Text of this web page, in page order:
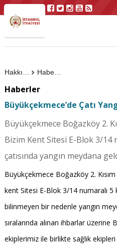
Haberler
Haberler
Büyükçekmece’de Çatı
Büyükçekmece Boğazköy 2.
Bizim Kent Sitesi E-Blok 3/14
çatısında yangın meydana
Büyükçekmece Boğazköy 2.
kent Sitesi E-Blok 3/14 numaralı 5
bilinmeyen bir nedenle yangın
sıralarında alınan ihbarlar üzerine
ekiplerimiz ile birlikte sağlık